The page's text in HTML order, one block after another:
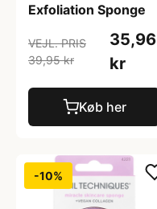
Exfoliation Sponge
VEJL. PRIS
39,95 kr
35,96
kr
Køb her
-10%